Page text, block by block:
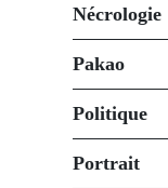
Nécrologie
Pakao
Politique
Portrait